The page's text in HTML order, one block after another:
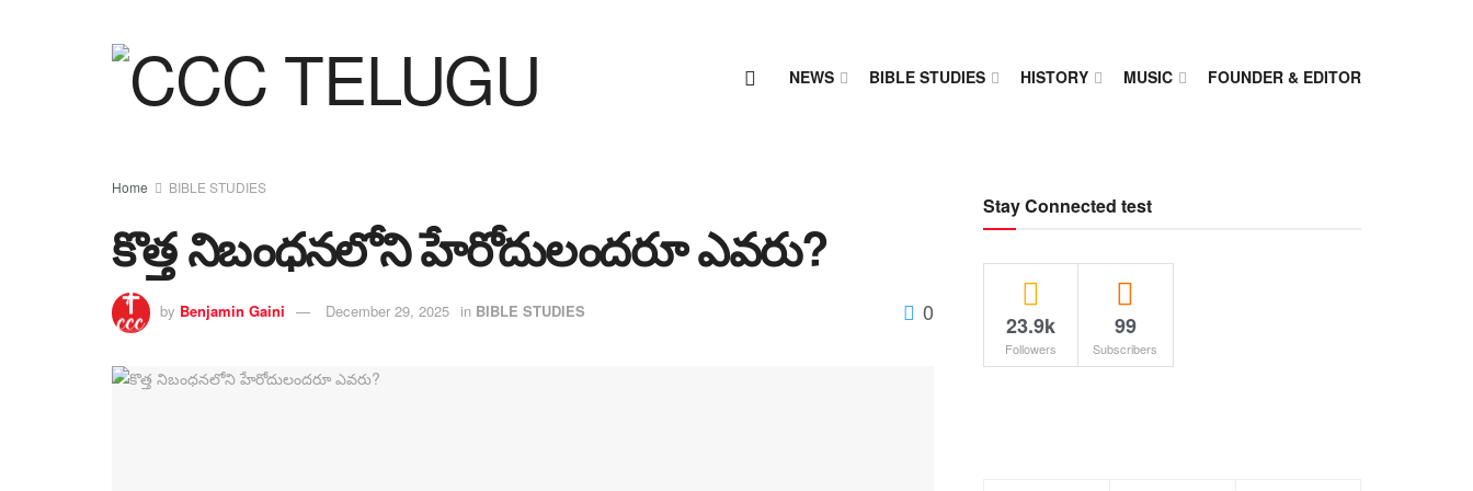
NEWS BIBLE STUDIES HISTORY MUSIC FOUNDER & EDITOR
Home BIBLE STUDIES
కొత్త నిబంధనలోని హేరోదులందరూ ఎవరు?
by Benjamin Gaini December 29, 2025 in BIBLE STUDIES 0
Stay Connected test
23.9k
Followers
99
Subscribers